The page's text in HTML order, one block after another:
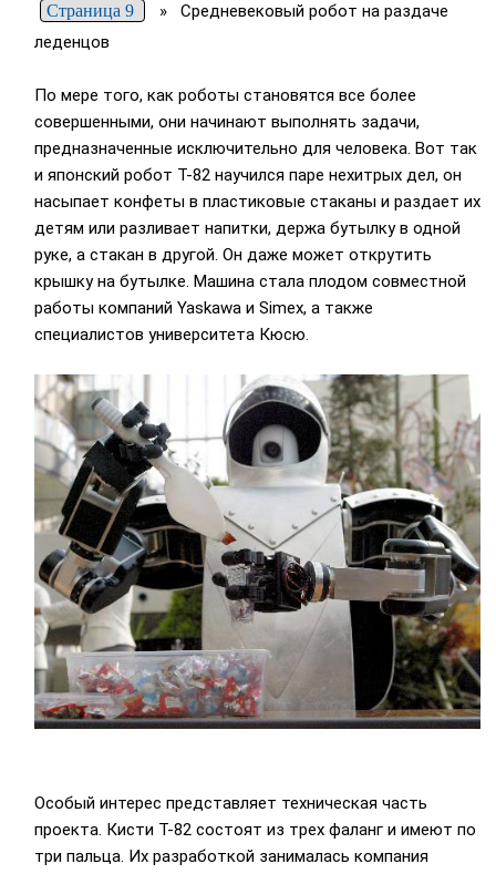
Страница 9 » Средневековый робот на раздаче
леденцов
По мере того, как роботы становятся все более
совершенными, они начинают выполнять задачи,
предназначенные исключительно для человека. Вот так
и японский робот T-82 научился паре нехитрых дел, он
насыпает конфеты в пластиковые стаканы и раздает их
детям или разливает напитки, держа бутылку в одной
руке, а стакан в другой. Он даже может открутить
крышку на бутылке. Машина стала плодом совместной
работы компаний Yaskawa и Simex, а также
специалистов университета Кюсю.
Особый интерес представляет техническая часть
проекта. Кисти T-82 состоят из трех фаланг и имеют по
три пальца. Их разработкой занималась компания